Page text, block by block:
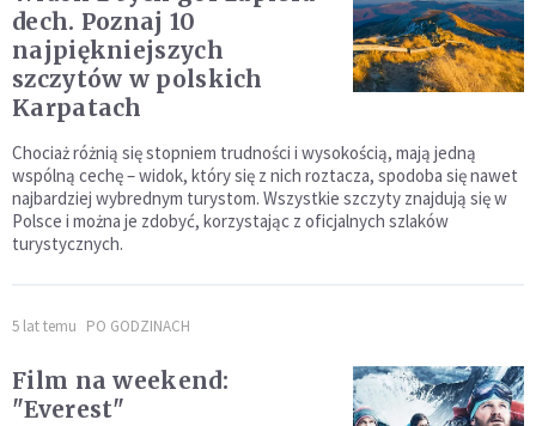
dech. Poznaj 10
najpiękniejszych
szczytów w polskich
Karpatach
Chociaż różnią się stopniem trudności i wysokością, mają jedną
wspólną cechę – widok, który się z nich roztacza, spodoba się nawet
najbardziej wybrednym turystom. Wszystkie szczyty znajdują się w
Polsce i można je zdobyć, korzystając z oficjalnych szlaków
turystycznych.
5 lat temu PO GODZINACH
Film na weekend:
"Everest"